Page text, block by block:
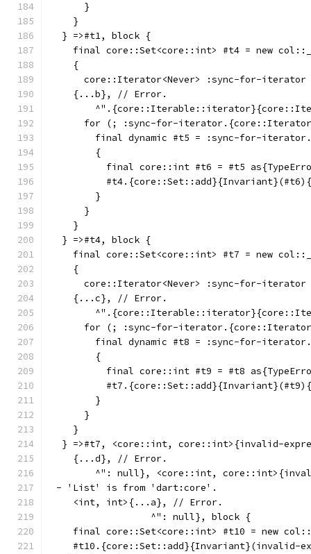
      }
    }
  } =>#t1, block {
final core::Set<core::int> #t4 = new
    {
core::Iterator<Never> :sync-for-
    {...b}, // Error.
for (; :sync-for-
final dynamic #t5 = :sync-for-
        {
final core::int #t6 = #t5
        }
      }
    }
  } =>#t4, block {
final core::Set<core::int> #t7 = new
    {
core::Iterator<Never> :sync-for-
    {...c}, // Error.
for (; :sync-for-
final dynamic #t8 = :sync-for-
        {
final core::int #t9 = #t8
        }
      }
    }
} =>#t7, <core::int, core::int>{invalid-
    {...d}, // Error.
^": null}, <core::int,
- 'List' is from 'dart:core'.
    <int, int>{...a}, // Error.
                  ^": null}, block {
final core::Set<core::int> #t10 = new
#t10.{core::Set::add}{Invariant}(invalid-